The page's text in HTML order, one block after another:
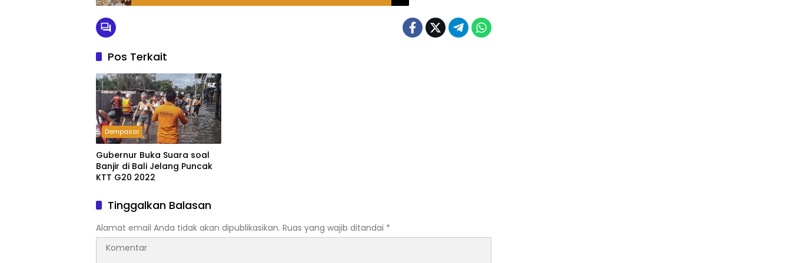
Pos Terkait
Dempasar
Gubernur Buka Suara soal
Banjir di Bali Jelang Puncak
KTT G20 2022
Tinggalkan Balasan
Alamat email Anda tidak akan dipublikasikan. Ruas yang wajib ditandai *